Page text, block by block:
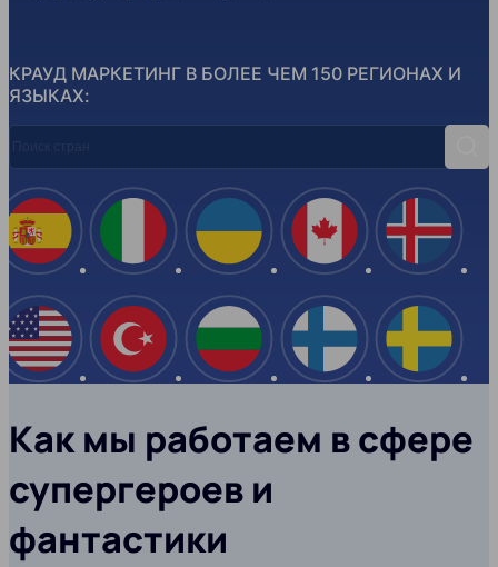
КРАУД МАРКЕТИНГ В БОЛЕЕ ЧЕМ 150 РЕГИОНАХ И
ЯЗЫКАХ:
Испания
США
Италия
Турция
Украина
Болгария
Канада
Финляндия
Как мы работаем в сфере
супергероев и
фантастики